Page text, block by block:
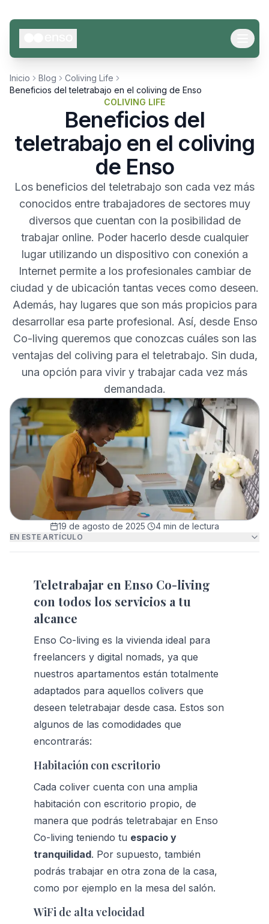
Inicio Blog
Coliving Life
Beneficios del teletrabajo en el coliving de Enso
COLIVING LIFE
Beneficios del
teletrabajo en el coliving
de Enso
Los beneficios del teletrabajo son cada vez más
conocidos entre trabajadores de sectores muy
diversos que cuentan con la posibilidad de
trabajar online. Poder hacerlo desde cualquier
lugar utilizando un dispositivo con conexión a
Internet permite a los profesionales cambiar de
ciudad y de ubicación tantas veces como deseen.
Además, hay lugares que son más propicios para
desarrollar esa parte profesional. Así, desde Enso
Co-living queremos que conozcas cuáles son las
ventajas del coliving para el teletrabajo. Sin duda,
una opción para vivir y trabajar cada vez más
demandada.
19 de agosto de 2025· 4 min de lectura
Teletrabajar en Enso Co-living
con todos los servicios a tu
alcance
Enso Co-living es la vivienda ideal para
freelancers y digital nomads, ya que
nuestros apartamentos están totalmente
adaptados para aquellos colivers que
deseen teletrabajar desde casa. Estos son
algunos de las comodidades que
encontrarás:
Habitación con escritorio
Cada coliver cuenta con una amplia
habitación con escritorio propio, de
manera que podrás teletrabajar en Enso
Co-living teniendo tu espacio y
tranquilidad. Por supuesto, también
podrás trabajar en otra zona de la casa,
como por ejemplo en la mesa del salón.
WiFi de alta velocidad
EN ESTE ARTÍCULO